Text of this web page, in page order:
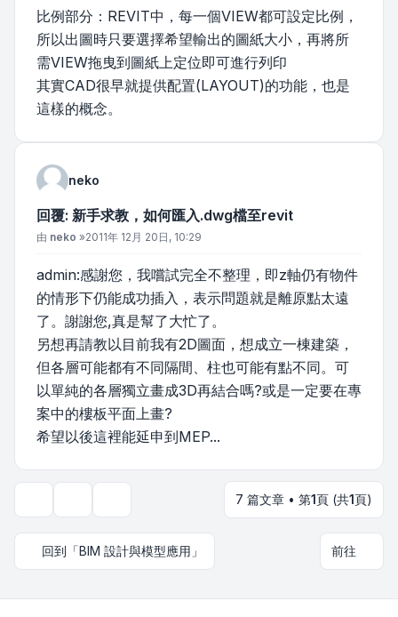
比例部分：REVIT中，每一個VIEW都可設定比例，
所以出圖時只要選擇希望輸出的圖紙大小，再將所
需VIEW拖曳到圖紙上定位即可進行列印
其實CAD很早就提供配置(LAYOUT)的功能，也是
這樣的概念。
neko
回覆: 新手求教，如何匯入.dwg檔至revit
文章
由 neko »2011年 12月 20日, 10:29
admin:感謝您，我嚐試完全不整理，即z軸仍有物件
的情形下仍能成功插入，表示問題就是離原點太遠
了。謝謝您,真是幫了大忙了。
另想再請教以目前我有2D圖面，想成立一棟建築，
但各層可能都有不同隔間、柱也可能有點不同。可
以單純的各層獨立畫成3D再結合嗎?或是一定要在專
案中的樓板平面上畫?
希望以後這裡能延申到MEP...
7 篇文章 • 第1頁 (共1頁)
回到「BIM 設計與模型應用」 前往